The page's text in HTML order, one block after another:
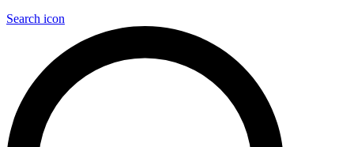
Search icon